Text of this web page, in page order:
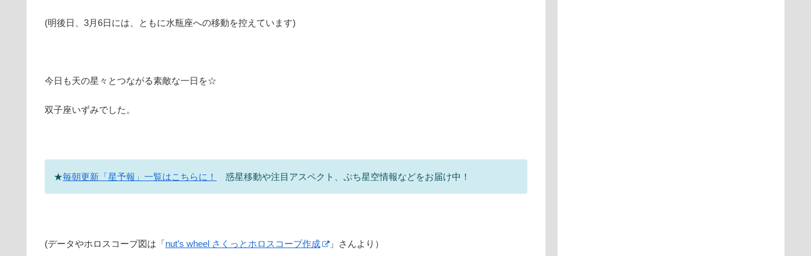
(明後日、3月6日には、ともに水瓶座への移動を控えています)
今日も天の星々とつながる素敵な一日を☆
双子座いずみでした。
★毎朝更新「星予報」一覧はこちらに！ 惑星移動や注目アスペクト、ぷち星空情報などをお届け中！
(データやホロスコープ図は「nut’s wheel さくっとホロスコープ作成 」さんより）